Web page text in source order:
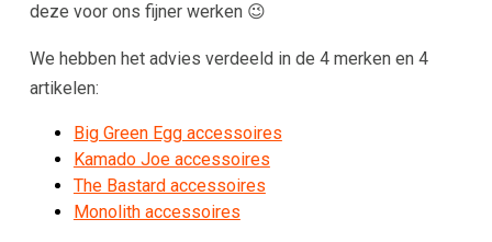
deze voor ons fijner werken 😉
We hebben het advies verdeeld in de 4 merken en 4
artikelen:
Big Green Egg accessoires
Kamado Joe accessoires
The Bastard accessoires
Monolith accessoires